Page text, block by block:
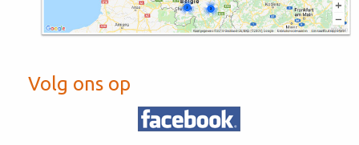
Volg ons op